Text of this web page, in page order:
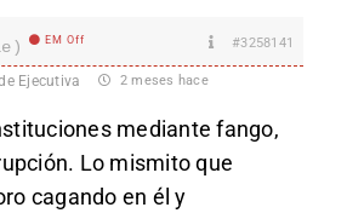
EM Off #3258141
Ejecutiva 2 meses hace
mediante fango,
Lo mismito que
cagando en él y